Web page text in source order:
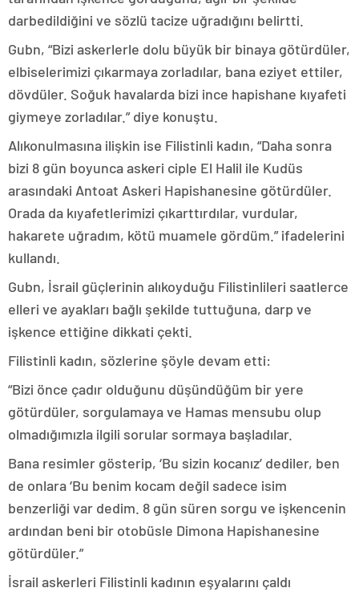
darbedildiğini ve sözlü tacize uğradığını belirtti.
Gubn, “Bizi askerlerle dolu büyük bir binaya götürdüler,
elbiselerimizi çıkarmaya zorladılar, bana eziyet ettiler,
dövdüler. Soğuk havalarda bizi ince hapishane kıyafeti
giymeye zorladılar.” diye konuştu.
Alıkonulmasına ilişkin ise Filistinli kadın, “Daha sonra
bizi 8 gün boyunca askeri ciple El Halil ile Kudüs
arasındaki Antoat Askeri Hapishanesine götürdüler.
Orada da kıyafetlerimizi çıkarttırdılar, vurdular,
hakarete uğradım, kötü muamele gördüm.” ifadelerini
kullandı.
Gubn, İsrail güçlerinin alıkoyduğu Filistinlileri saatlerce
elleri ve ayakları bağlı şekilde tuttuğuna, darp ve
işkence ettiğine dikkati çekti.
Filistinli kadın, sözlerine şöyle devam etti:
“Bizi önce çadır olduğunu düşündüğüm bir yere
götürdüler, sorgulamaya ve Hamas mensubu olup
olmadığımızla ilgili sorular sormaya başladılar.
Bana resimler gösterip, ‘Bu sizin kocanız’ dediler, ben
de onlara ‘Bu benim kocam değil sadece isim
benzerliği var dedim. 8 gün süren sorgu ve işkencenin
ardından beni bir otobüsle Dimona Hapishanesine
götürdüler.”
İsrail askerleri Filistinli kadının eşyalarını çaldı